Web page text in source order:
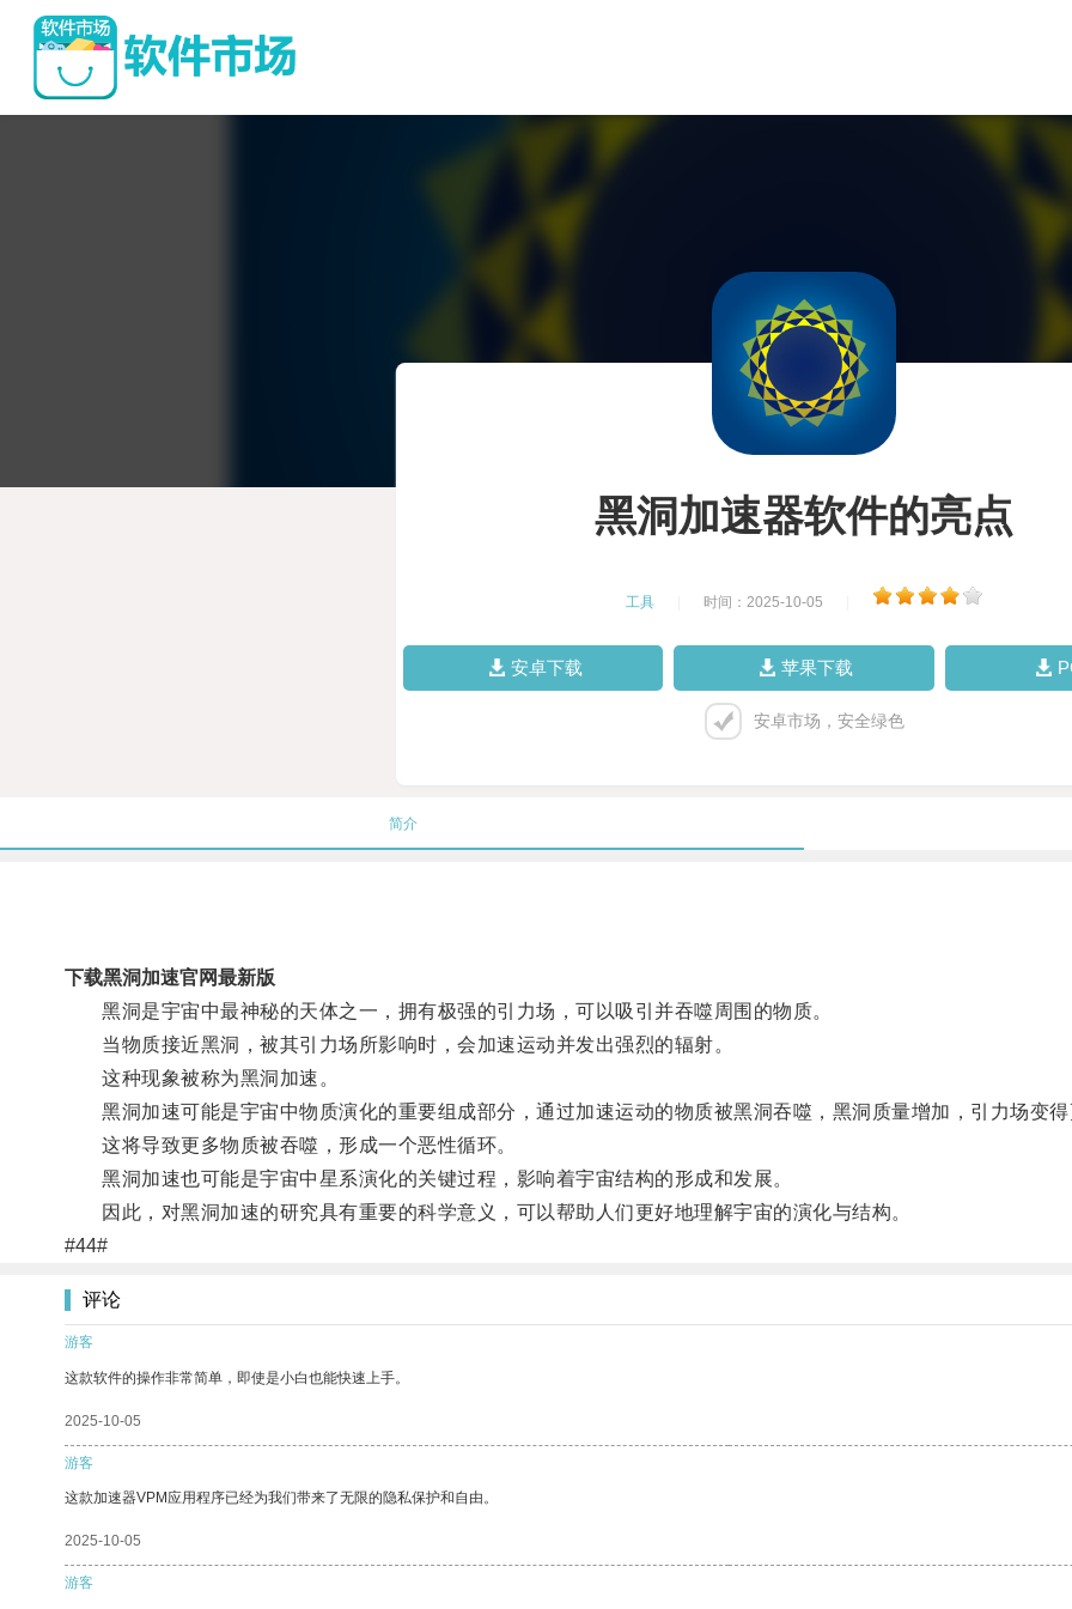
黑洞加速器软件的亮点
工具 时间：2025-10-05
安卓下载 苹果下载
安卓市场，安全绿色
简介
下载黑洞加速官网最新版
黑洞是宇宙中最神秘的天体之一，拥有极强的引力场，可以吸引并吞噬周围的物质。
当物质接近黑洞，被其引力场所影响时，会加速运动并发出强烈的辐射。
这种现象被称为黑洞加速。
黑洞加速可能是宇宙中物质演化的重要组成部分，通过加速运动的物质被黑洞吞噬，黑洞质量增加，引力场变得
这将导致更多物质被吞噬，形成一个恶性循环。
黑洞加速也可能是宇宙中星系演化的关键过程，影响着宇宙结构的形成和发展。
因此，对黑洞加速的研究具有重要的科学意义，可以帮助人们更好地理解宇宙的演化与结构。
#44#
评论
游客
这款软件的操作非常简单，即使是小白也能快速上手。
2025-10-05
游客
这款加速器VPM应用程序已经为我们带来了无限的隐私保护和自由。
2025-10-05
游客